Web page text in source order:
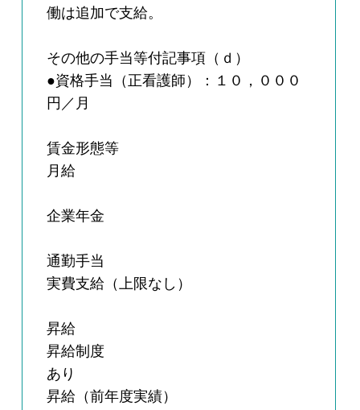
働は追加で支給。
その他の手当等付記事項（ｄ）
●資格手当（正看護師）：１０，０００
円／月
賃金形態等
月給
企業年金
通勤手当
実費支給（上限なし）
昇給
昇給制度
あり
昇給（前年度実績）